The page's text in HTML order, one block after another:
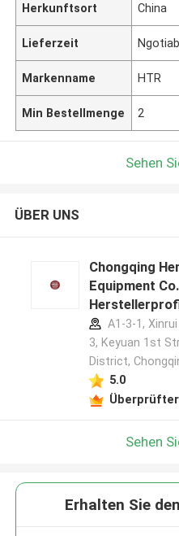
Herkunftsort China
Lieferzeit
Markenname HTR
Min Bestellmenge 2
Sehen
ÜBER UNS
Chongqing
Equipment
A1-3-1,
3, Keyuan 1st
District,
5.0
Sehen
Erhalten Sie